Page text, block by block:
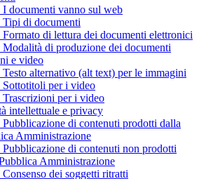
I documenti vanno sul web
Tipi di documenti
Formato di lettura dei documenti elettronici
Modalità di produzione dei documenti
e video
Testo alternativo (alt text) per le immagini
Sottotitoli per i video
Trascrizioni per i video
intellettuale e privacy
Pubblicazione di contenuti prodotti dalla
Amministrazione
Pubblicazione di contenuti non prodotti
Amministrazione
dei soggetti ritratti